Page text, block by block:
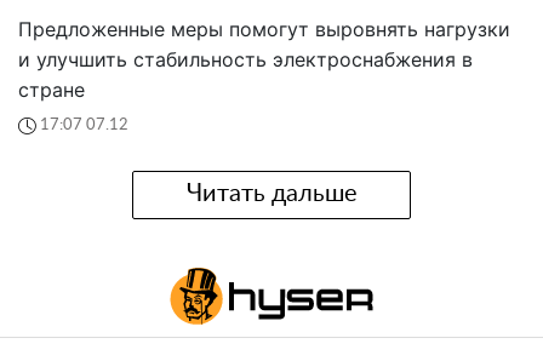
Предложенные меры помогут выровнять нагрузки
и улучшить стабильность электроснабжения в
стране
17:07 07.12
Читать дальше